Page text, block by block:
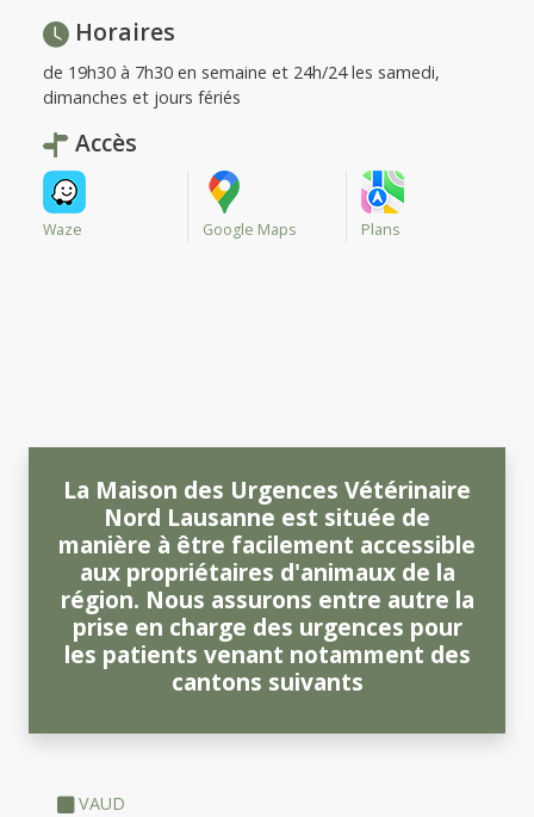
Horaires
de 19h30 à 7h30 en semaine et 24h/24 les samedi,
dimanches et jours fériés
Accès
Waze Google Maps Plans
La Maison des Urgences Vétérinaire
Nord Lausanne est située de
manière à être facilement accessible
aux propriétaires d'animaux de la
région. Nous assurons entre autre la
prise en charge des urgences pour
les patients venant notamment des
cantons suivants
VAUD